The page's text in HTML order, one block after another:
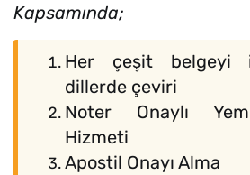
Kapsamında;
Her çeşit belgeyi
dillerde çeviri
Noter Onaylı
Hizmeti
Apostil Onayı Alma